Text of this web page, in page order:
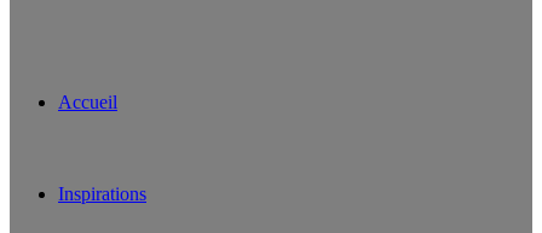
Accueil
Inspirations